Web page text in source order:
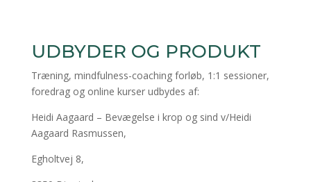
UDBYDER OG PRODUKT
Træning, mindfulness-coaching forløb, 1:1 sessioner,
foredrag og online kurser udbydes af:
Heidi Aagaard – Bevægelse i krop og sind v/Heidi
Aagaard Rasmussen,
Egholtvej 8,